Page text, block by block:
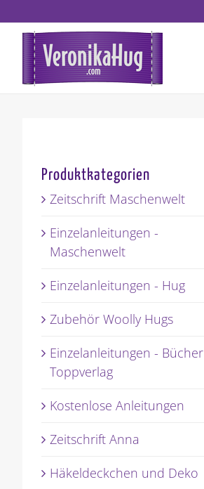
Inhalt
springen
Produktkategorien
Zeitschrift Maschenwelt
Einzelanleitungen -
Maschenwelt
Einzelanleitungen - Hug
Zubehör Woolly Hugs
Einzelanleitungen - Bücher
Toppverlag
Kostenlose Anleitungen
Zeitschrift Anna
Häkeldeckchen und Deko